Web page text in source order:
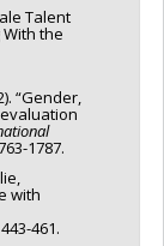
Talent
the
“Gender,
1787.
with
461.